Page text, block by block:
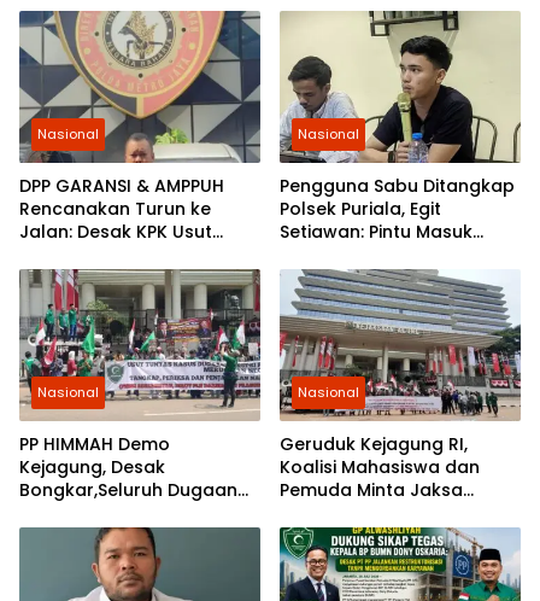
Nasional
DPP GARANSI & AMPPUH
Rencanakan Turun ke
Jalan: Desak KPK Usut
Gembok Rp92,5 Miliar
Ditjenpas
Nasional
Pengguna Sabu Ditangkap
Polsek Puriala, Egit
Setiawan: Pintu Masuk
Nasional
PP HIMMAH Demo
Kejagung, Desak
Bongkar,Seluruh Dugaan
Febrie Ardiansyah
Nasional
Geruduk Kejagung RI,
Koalisi Mahasiswa dan
Pemuda Minta Jaksa
Musim Mas